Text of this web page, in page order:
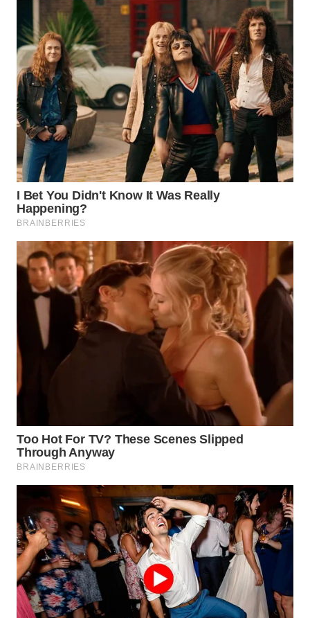
WN
TANGERANG
WN
BINJAI
WN
CIREBON
WN
INDRAMAYU
WN
WN
MAJALENGKA
WN
SUBANG
WN
PURWAKARTA
PRIANGAN
TIMUR
WN
SEMARANG
WN
SOLO